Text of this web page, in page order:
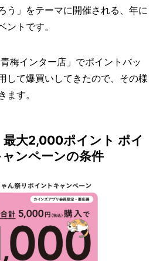
う」をテーマに開催される、年に
ントです。
梅インター店」でポイントバッ
して爆買いしてきたので、その様
ます。
最大2,000ポイント ポイ
ンペーンの条件